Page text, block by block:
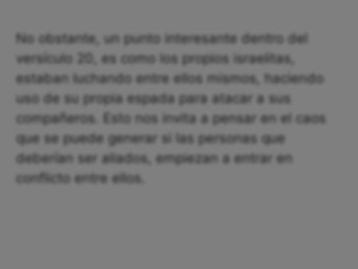
No obstante, un punto interesante dentro del
versículo 20, es como los propios israelitas,
estaban luchando entre ellos mismos, haciendo
uso de su propia espada para atacar a sus
compañeros. Esto nos invita a pensar en el caos
que se puede generar si las personas que
deberían ser aliados, empiezan a entrar en
conflicto entre ellos.